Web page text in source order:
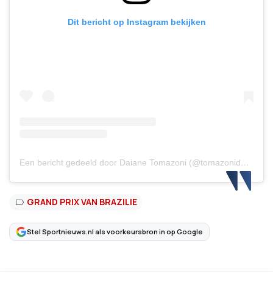
Dit bericht op Instagram bekijken
Een bericht gedeeld door Daiane Tomazoni (@tomazonidaiane)
GRAND PRIX VAN BRAZILIE
Stel Sportnieuws.nl als voorkeursbron in op Google